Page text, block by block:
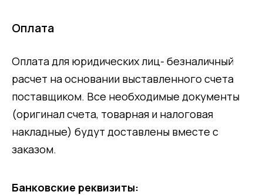
Оплата
Оплата для юридических лиц- безналичный
расчет на основании выставленного счета
поставщиком. Все необходимые документы
(оригинал счета, товарная и налоговая
накладные) будут доставлены вместе с
заказом.
Банковские реквизиты: